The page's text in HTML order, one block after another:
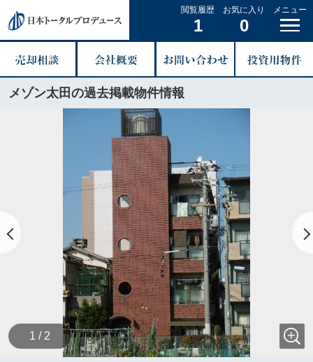
閲覧履歴
1
お気に入り
0
メニュー
メゾン太田の過去掲載物件情報
1 / 2